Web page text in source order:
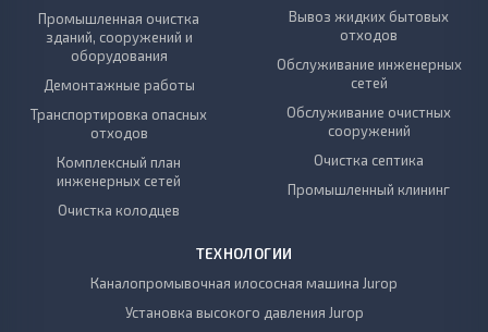
Промышленная очистка
зданий, сооружений и
оборудования
Демонтажные работы
Транспортировка опасных
отходов
Комплексный план
инженерных сетей
Очистка колодцев
Вывоз жидких бытовых
отходов
Обслуживание инженерных
сетей
Обслуживание очистных
сооружений
Очистка септика
Промышленный клининг
ТЕХНОЛОГИИ
Каналопромывочная илососная машина Jurop
Установка высокого давления Jurop